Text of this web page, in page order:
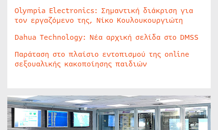
Olympia Electronics: Σημαντική διάκριση για
τον εργαζόμενο της, Νίκο Κουλουκουργιώτη
Dahua Technology: Νέα αρχική σελίδα στο DMSS
Παράταση στο πλαίσιο εντοπισμού της online
σεξουαλικής κακοποίησης παιδιών